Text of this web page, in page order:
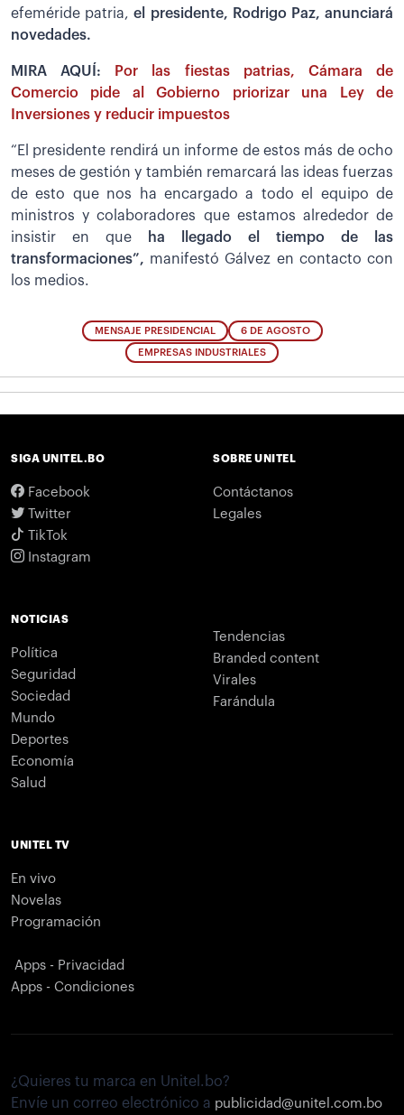
efeméride patria,el presidente, Rodrigo Paz, anunciará
novedades.
MIRA AQUÍ:
Por las fiestas patrias, Cámara de
Comercio pide al Gobierno priorizar una Ley de
Inversiones y reducir impuestos
“El presidente rendirá un informe de estos más de ocho
meses de gestión y también remarcará las ideas fuerzas
de esto que nos ha encargado a todo el equipo de
ministros y colaboradores que estamos alrededor de
insistir en que ha llegado el tiempo de las
transformaciones”, manifestó Gálvez en contacto con
los medios.
MENSAJE PRESIDENCIAL 6 DE AGOSTO
EMPRESAS INDUSTRIALES
SIGA UNITEL.BO
Facebook
Twitter
TikTok
Instagram
SOBRE UNITEL
Contáctanos
Legales
NOTICIAS
Política
Seguridad
Sociedad
Mundo
Deportes
Economía
Salud
Tendencias
Branded content
Virales
Farándula
UNITEL TV
En vivo
Novelas
Programación
Apps - Privacidad
Apps - Condiciones
¿Quieres tu marca en Unitel.bo?
Envíe un correo electrónico a publicidad@unitel.com.bo